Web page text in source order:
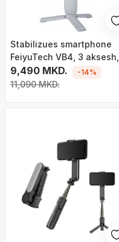
Stabilizues smartphone
FeiyuTech VB4, 3 aksesh,
shtyllë zgjatimi 8.4 cm, i zi
9,490 MKD.
11,090 MKD.
-14%